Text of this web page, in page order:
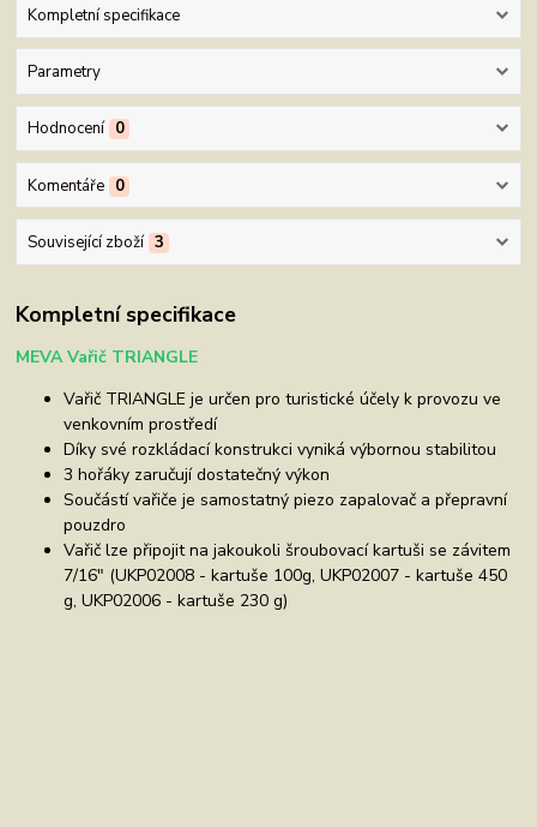
Kompletní specifikace
Parametry
Hodnocení 0
Komentáře 0
Související zboží 3
Kompletní specifikace
MEVA Vařič TRIANGLE
Vařič TRIANGLE je určen pro turistické účely k provozu ve
venkovním prostředí
Díky své rozkládací konstrukci vyniká výbornou stabilitou
3 hořáky zaručují dostatečný výkon
Součástí vařiče je samostatný piezo zapalovač a přepravní
pouzdro
Vařič lze připojit na jakoukoli šroubovací kartuši se závitem
7/16" (UKP02008 - kartuše 100g, UKP02007 - kartuše 450
g, UKP02006 - kartuše 230 g)